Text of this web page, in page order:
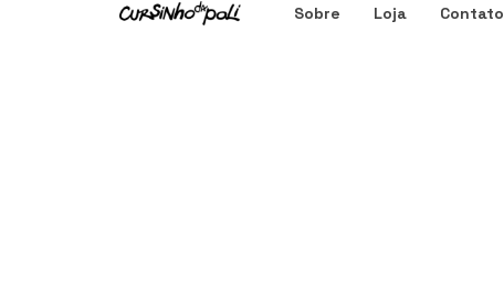
Sobre Loja Contato